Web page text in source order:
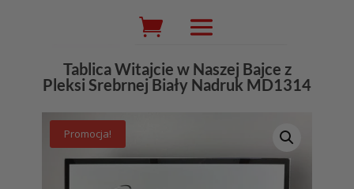
Wyszukiwarka
produktów
Tablica Witajcie w Naszej Bajce z
Pleksi Srebrnej Biały Nadruk MD1314
Promocja!